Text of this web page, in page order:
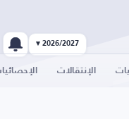
2026/2027 ▾
الإنتقالات